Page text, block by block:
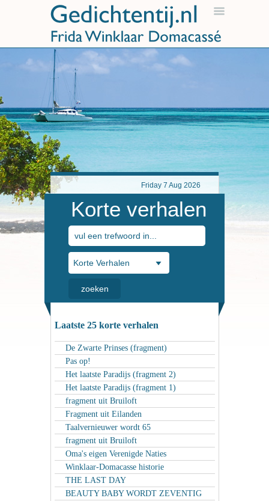
Friday 7 Aug 2026
Korte verhalen
Korte Verhalen
Laatste 25 korte verhalen
De Zwarte Prinses (fragment)
Pas op!
Het laatste Paradijs (fragment 2)
Het laatste Paradijs (fragment 1)
fragment uit Bruiloft
Fragment uit Eilanden
Taalvernieuwer wordt 65
fragment uit Bruiloft
Oma's eigen Verenigde Naties
Winklaar-Domacasse historie
THE LAST DAY
BEAUTY BABY WORDT ZEVENTIG